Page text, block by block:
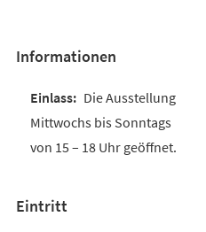
Informationen
Die Ausstellung
Mittwochs bis Sonntags
von 15 – 18 Uhr geöffnet.
Eintritt